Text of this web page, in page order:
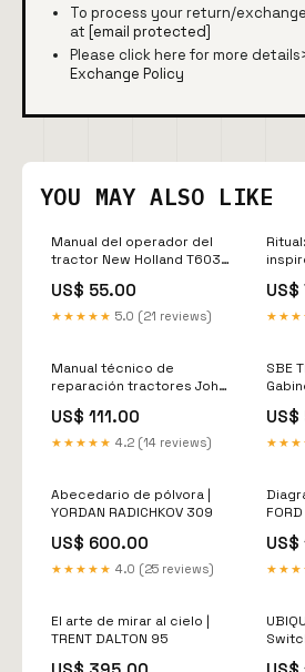
To process your return/
at [email protected]
Please click here for more
Exchange Policy
YOU MAY ALSO LIKE
Manual del operador del
tractor New Holland T6030
T6090 Range Command
Power Command
US$ 55.00
★★★★★ 5.0 (21 reviews)
Manual técnico de
reparación tractores John
5090GH, 5075GL,5085GL,
5075GF, 5085GF, 5100GF,
(ESPAÑOL) Manual de taller
US$ 111.00
★★★★★ 4.2 (14 reviews)
SBE
mm /
/
PARED,
Abecedario de pólvora |
YORDAN RADICHKOV 309
US$ 600.00
★★★★★ 4.0 (25 reviews)
de
El arte de mirar al cielo |
TRENT DALTON 95